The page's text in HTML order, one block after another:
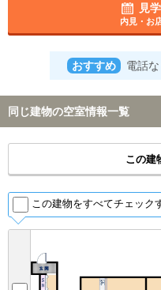
見
内見・お
おすすめ 電話
同じ建物の空室情報一覧
この建
この建物をすべてチェック